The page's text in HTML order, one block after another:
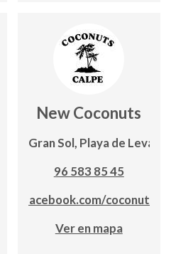
New Coconuts
Edf. Gran Sol, Playa de
96 583 85 45
www.facebook.com/
Ver en mapa